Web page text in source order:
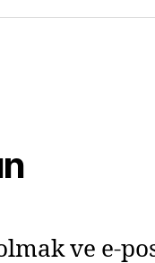
ve e-